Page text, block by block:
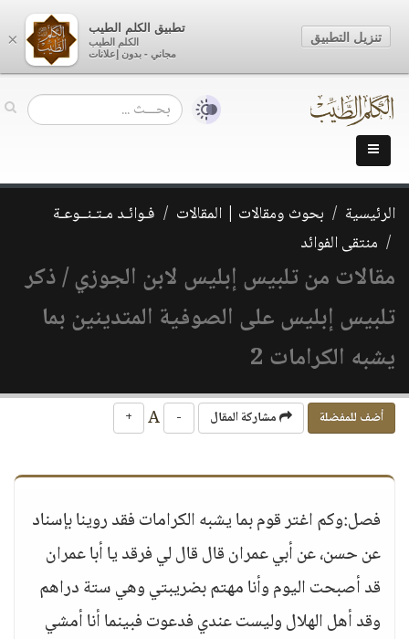
الرئيسية بحوث ومقالات | المقالات
فـوائـد مـتـنــوعـة
منتقى الفوائد
مقالات من تلبيس إبليس لابن الجوزي / ذكر
تلبيس إبليس على الصوفية المتدينين بما
يشبه الكرامات 2
أضف للمفضلة مشاركة المقال -
+
فصل:وكم اغتر قوم بما يشبه الكرامات فقد روينا بإسناد
عن حسن، عن أبي عمران قال قال لي فرقد يا أبا عمران
قد أصبحت اليوم وأنا مهتم بضريبتي وهي ستة دراهم
وقد أهل الهلال وليست عندي فدعوت فبينما أنا أمشي
×
تطبيق الكلم الطيب
الكلم الطيب
مجاني - بدون إعلانات
تنزيل التطبيق